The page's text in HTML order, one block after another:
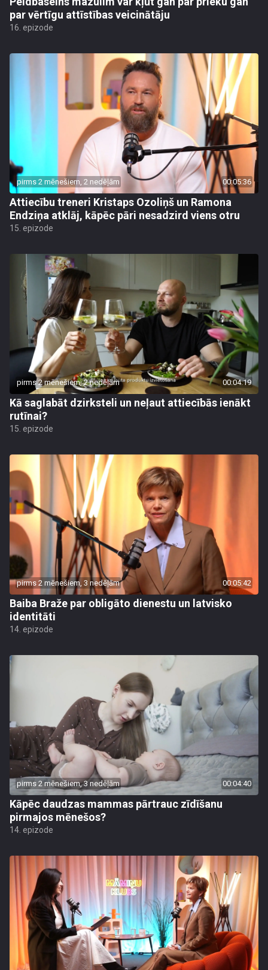
par vērtīgu attīstības veicinātāju
16. epizode
pirms 2 mēnešiem, 2 nedēļām 00:05:36
Attiecību treneri Kristaps Ozoliņš un Ramona
Endziņa atklāj, kāpēc pāri nesadzird viens otru
15. epizode
pirms 2 mēnešiem, 2 nedēļām 00:04:19
Kā saglabāt dzirksteli un neļaut attiecībās ienākt
rutīnai?
15. epizode
pirms 2 mēnešiem, 3 nedēļām 00:05:42
Baiba Braže par obligāto dienestu un latvisko
identitāti
14. epizode
pirms 2 mēnešiem, 3 nedēļām 00:04:40
Kāpēc daudzas mammas pārtrauc zīdīšanu
pirmajos mēnešos?
14. epizode